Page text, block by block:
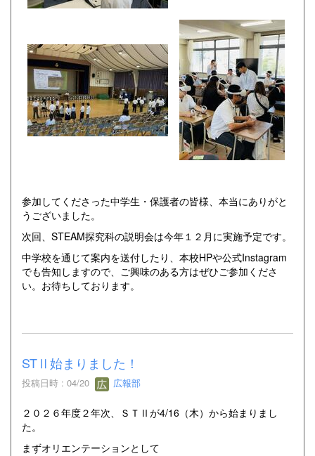
参加してくださった中学生・保護者の皆様、本当にありがと
うございました。
次回、STEAM探究科の説明会は今年１２月に実施予定です。
中学校を通じて案内を送付したり、本校HPや公式Instagram
でも告知しますので、ご興味のある方はぜひご参加くださ
い。お待ちしております。
STⅡ始まりました！
投稿日時 : 04/20 広報部
２０２６年度２年次、ＳＴⅡが4/16（木）から始まりまし
た。
まずオリエンテーションとして